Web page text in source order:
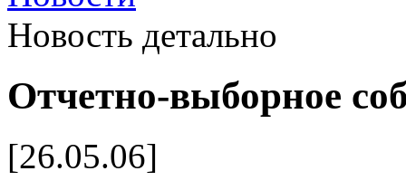
Новость детально
Отчетно-выборное
[26.05.06]